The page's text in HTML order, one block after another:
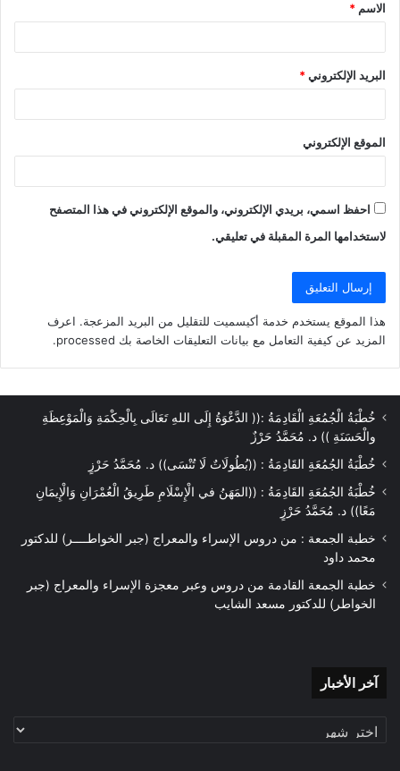
*
الاسم *
البريد الإلكتروني*
الموقع الإلكتروني
احفظ اسمي، بريدي الإلكتروني، والموقع الإلكتروني في هذا المتصفح
لاستخدامها المرة المقبلة في تعليقي.
هذا الموقع يستخدم خدمة أكيسميت للتقليل من البريد المزعجة. اعرف
المزيد عن كيفية التعامل مع بيانات التعليقات الخاصة بك processed
.
خُطْبَةُ الْجُمُعَةِ الْقَادِمَةُ :(( الدَّعْوَةُ إِلَى اللهِ تَعَالَى بِالْحِكْمَةِ وَالْمَوْعِظَةِ
والْحَسَنَةِ )) د. مُحَمَّدُ حَرْزٌ
خُطْبَةُ الجُمُعَةِ القَادِمَةُ : ((بُطُولَاتٌ لَا تُنْسَى)) د. مُحَمَّدُ حَرْزٍ
خُطْبَةُ الجُمُعَةِ القَادِمَةُ : ((المَهَنُ في الْإِسْلَامِ طَرِيقُ الْعُمْرَانِ وَالْإِيمَانِ
مَعًا)) د. مُحَمَّدُ حَرْزٍ
خطبة الجمعة : من دروس الإسراء والمعراج (جبر الخواطــــر) للدكتور
محمد داود
خطبة الجمعة القادمة من دروس وعبر معجزة الإسراء والمعراج (جبر
الخواطر) للدكتور مسعد الشايب
آخر الأخبار